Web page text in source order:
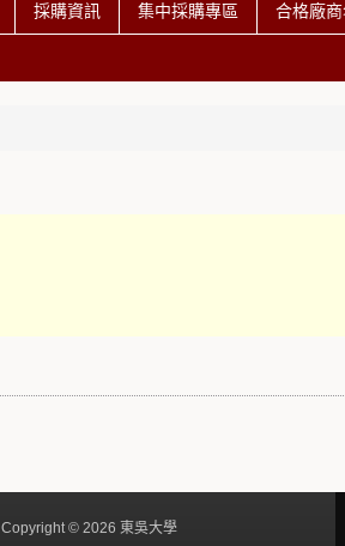
採購資訊 集中採購專區 合格廠
Copyright © 2026 東吳大學